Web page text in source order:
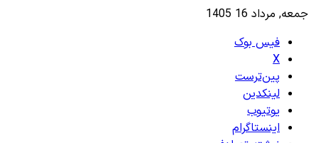
جمعه, مرداد 16 1405
فیس بوک
X
‫پین‌ترست
لینکدین
یوتیوب
اینستاگرام